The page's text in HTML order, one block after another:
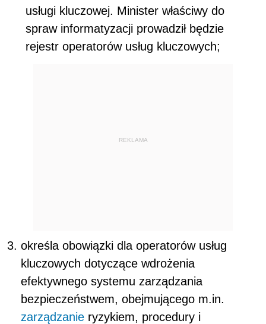
usługi kluczowej. Minister właściwy do
spraw informatyzacji prowadził będzie
rejestr operatorów usług kluczowych;
REKLAMA
określa obowiązki dla operatorów usług
kluczowych dotyczące wdrożenia
efektywnego systemu zarządzania
bezpieczeństwem, obejmującego m.in.
zarządzanie ryzykiem, procedury i